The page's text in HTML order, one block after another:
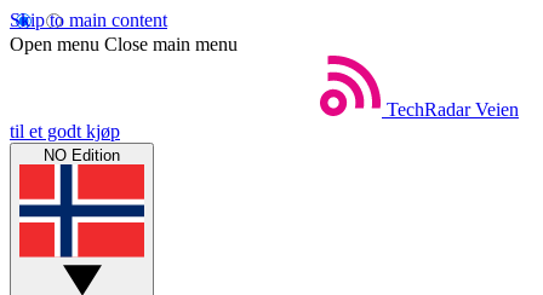
Skip to main content
Open menu Close main menu
TechRadar Veien
til et godt kjøp
NO Edition